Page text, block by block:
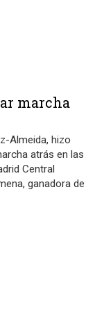
marcha
Almeida, hizo
atrás en las
Central
ganadora de